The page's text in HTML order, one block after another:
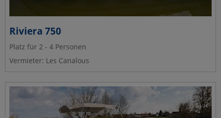
Riviera 750
Platz für 2 - 4 Personen
Vermieter: Les Canalous